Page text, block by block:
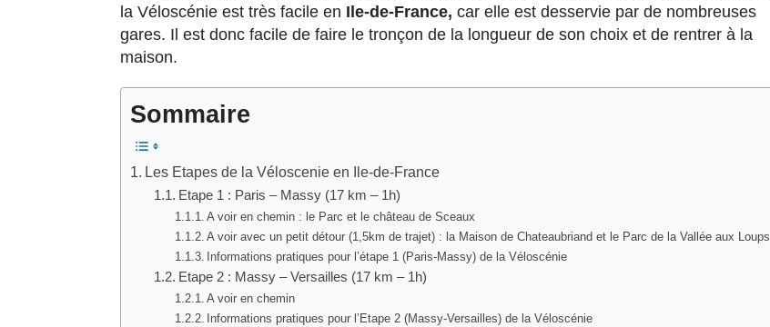
la Véloscénie est très facile en Ile-de-France, car elle est desservie par de nombreuses
gares. Il est donc facile de faire le tronçon de la longueur de son choix et de rentrer à la
maison.
Sommaire
Les Etapes de la Véloscenie en Ile-de-France
Etape 1 : Paris – Massy (17 km – 1h)
A voir en chemin : le Parc et le château de Sceaux
A voir avec un petit détour (1,5km de trajet) : la Maison de Chateaubriand et le Parc de la Vallée aux Loups
Informations pratiques pour l’étape 1 (Paris-Massy) de la Véloscénie
Etape 2 : Massy – Versailles (17 km – 1h)
A voir en chemin
Informations pratiques pour l’Etape 2 (Massy-Versailles) de la Véloscénie